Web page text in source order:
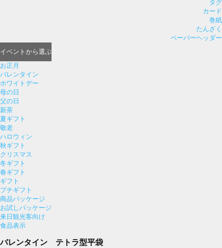
タグ
カード
巻紙
たんざく
ペーパーヘッダー
イベント から選ぶ
お正月
バレンタイン
ホワイトデー
母の日
父の日
新茶
夏ギフト
敬老
ハロウィン
秋ギフト
クリスマス
冬ギフト
春ギフト
ギフト
プチギフト
商品パッケージ
お試しパッケージ
来日観光客向け
食品表示
バレンタイン テトラ型平袋